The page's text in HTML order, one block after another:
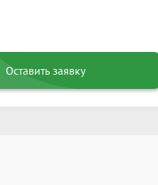
Оставить заявку